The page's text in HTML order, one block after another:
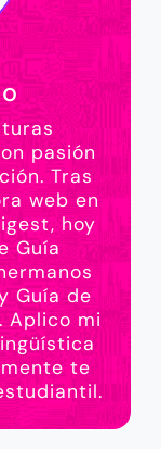
pasión
Tras
web en
hoy
Guía
Guía de
Aplico mi
te